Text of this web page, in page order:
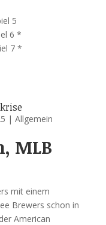
5
6 *
7 *
| Allgemein
MLB
mit einem
Brewers schon in
American